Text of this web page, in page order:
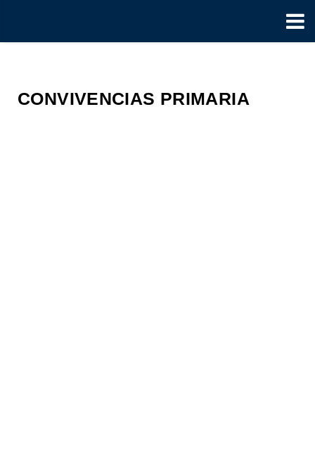
CONVIVENCIAS PRIMARIA